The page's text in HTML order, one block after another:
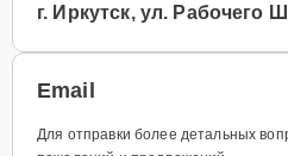
г. Иркутск, ул. Рабочего
Email
Для отправки более детальных